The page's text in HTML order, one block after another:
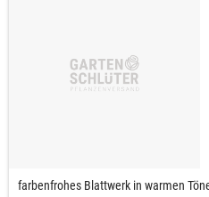
farbenfrohes Blattwerk in warmen